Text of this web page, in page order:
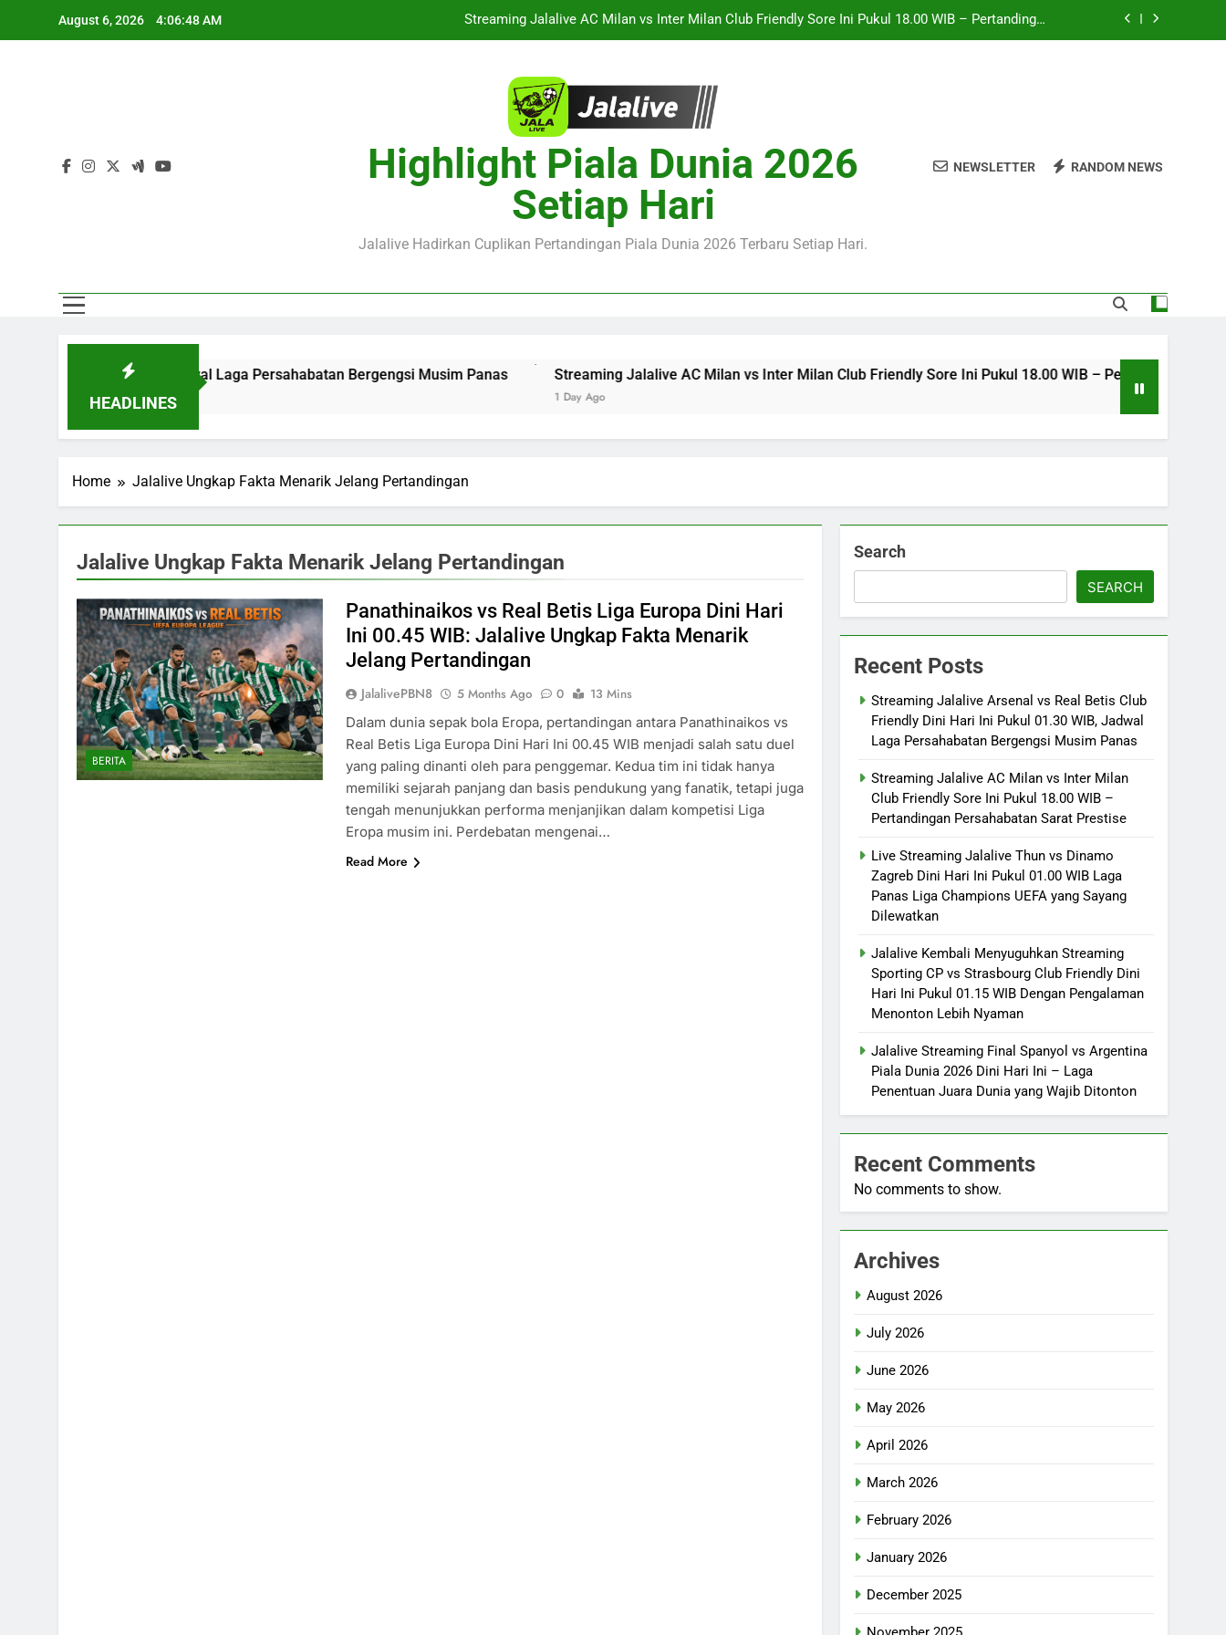
August 6, 2026 4:06:48 AM
Jalalive Kembali Menyuguhkan Streaming Sporting CP vs Strasbourg Club Friendly Dini Hari Ini Pukul 01.15
Streaming Jalalive Arsenal vs Real Betis Club Friendly Dini Hari Ini Pukul 01.30 WIB, Jadwal Laga
Streaming Jalalive AC Milan vs Inter Milan Club Friendly Sore Ini Pukul 18.00 WIB – Pertandingan
Persahabatan Sarat Prestise
Live Streaming Jalalive Thun vs Dinamo Zagreb Dini Hari Ini Pukul 01.00 WIB Laga Panas Liga Champions
Jalalive Kembali Menyuguhkan Streaming Sporting CP vs Strasbourg Club Friendly Dini Hari Ini Pukul 01.15
WIB Dengan Pengalaman Menonton Lebih Nyaman
Highlight Piala Dunia 2026
Setiap Hari
Jalalive Hadirkan Cuplikan Pertandingan Piala Dunia 2026 Terbaru Setiap Hari.
NEWSLETTER RANDOM NEWS
HEADLINES
01.30 WIB, Jadwal Laga Persahabatan Bergengsi Musim Panas Streaming Jalalive AC Milan vs Inter Milan Club Friendly Sore Ini Pukul 18.00 WIB – Pertandingan
1 Day Ago
Home Jalalive Ungkap Fakta Menarik Jelang Pertandingan
Jalalive Ungkap Fakta Menarik Jelang Pertandingan
BERITA
Panathinaikos vs Real Betis Liga Europa Dini Hari
Ini 00.45 WIB: Jalalive Ungkap Fakta Menarik
Jelang Pertandingan
JalalivePBN8 5 Months Ago 0
13 Mins
Dalam dunia sepak bola Eropa, pertandingan antara Panathinaikos vs
Real Betis Liga Europa Dini Hari Ini 00.45 WIB menjadi salah satu duel
yang paling dinanti oleh para penggemar. Kedua tim ini tidak hanya
memiliki sejarah panjang dan basis pendukung yang fanatik, tetapi juga
tengah menunjukkan performa menjanjikan dalam kompetisi Liga
Eropa musim ini. Perdebatan mengenai…
Read More
Search
SEARCH
Recent Posts
Streaming Jalalive Arsenal vs Real Betis Club
Friendly Dini Hari Ini Pukul 01.30 WIB, Jadwal
Laga Persahabatan Bergengsi Musim Panas
Streaming Jalalive AC Milan vs Inter Milan
Club Friendly Sore Ini Pukul 18.00 WIB –
Pertandingan Persahabatan Sarat Prestise
Live Streaming Jalalive Thun vs Dinamo
Zagreb Dini Hari Ini Pukul 01.00 WIB Laga
Panas Liga Champions UEFA yang Sayang
Dilewatkan
Jalalive Kembali Menyuguhkan Streaming
Sporting CP vs Strasbourg Club Friendly Dini
Hari Ini Pukul 01.15 WIB Dengan Pengalaman
Menonton Lebih Nyaman
Jalalive Streaming Final Spanyol vs Argentina
Piala Dunia 2026 Dini Hari Ini – Laga
Penentuan Juara Dunia yang Wajib Ditonton
Recent Comments
No comments to show.
Archives
August 2026
July 2026
June 2026
May 2026
April 2026
March 2026
February 2026
January 2026
December 2025